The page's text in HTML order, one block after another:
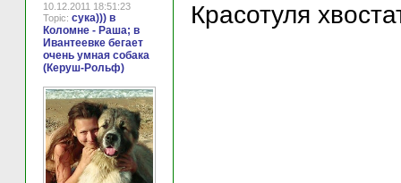
10.12.2011 18:51:23
Topic: сука))) в
Коломне - Раша; в
Ивантеевке бегает
очень умная собака
(Керуш-Рольф)
Красотуля